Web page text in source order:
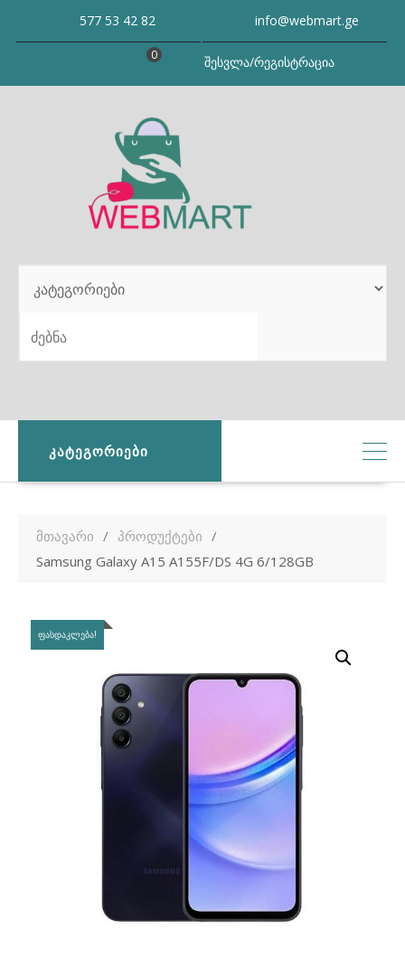
577 53 42 82 info@webmart.ge
შესვლა/რეგისტრაცია
0
SEARCH
ᲙᲐᲢᲔᲒᲝᲠᲘᲔᲑᲘ
მთავარი
პროდუქტები
Samsung Galaxy A15 A155F/DS 4G 6/128GB
ᲤᲐᲡᲓᲐᲙᲚᲔᲑᲐ!